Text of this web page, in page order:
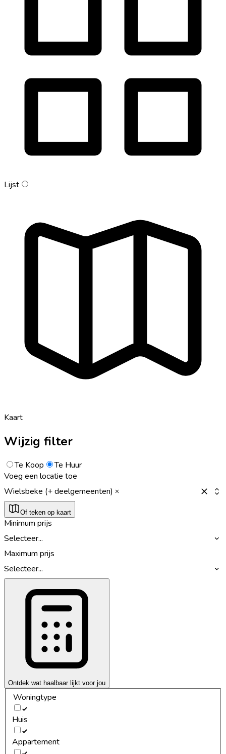
Lijst
Kaart
Wijzig filter
Te Koop
Te Huur
Voeg een locatie toe
Wielsbeke (+ deelgemeenten)
Of teken op kaart
Minimum prijs
Selecteer...
Maximum prijs
Selecteer...
Ontdek wat haalbaar lijkt voor jou
Woningtype
Huis
Appartement